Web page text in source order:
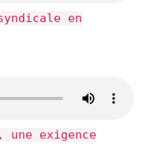
en
une exigence